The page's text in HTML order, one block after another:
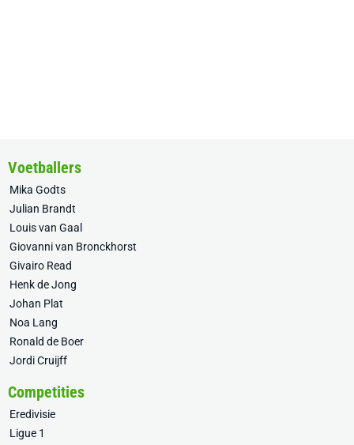
Voetballers
Mika Godts
Julian Brandt
Louis van Gaal
Giovanni van Bronckhorst
Givairo Read
Henk de Jong
Johan Plat
Noa Lang
Ronald de Boer
Jordi Cruijff
Competities
Eredivisie
Ligue 1